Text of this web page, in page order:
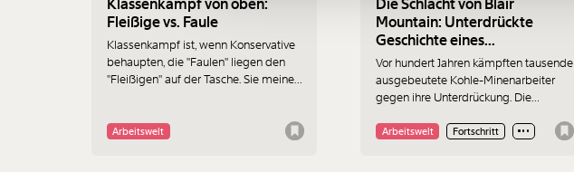
Klassenkampf von oben:
Fleißige vs. Faule
Klassenkampf ist, wenn Konservative
behaupten, die "Faulen" liegen den
"Fleißigen" auf der Tasche. Sie meinen
Arbeitslosengeld.
Arbeitswelt
Die Schlacht von Blair
Mountain: Unterdrückte
Geschichte eines
Arbeiteraufstands
Vor hundert Jahren kämpften tausende
ausgebeutete Kohle-Minenarbeiter
gegen ihre Unterdrückung. Die
Arbeitswelt Fortschritt